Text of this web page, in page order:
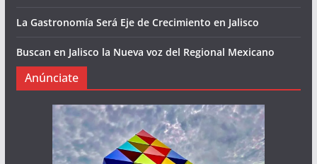
La Gastronomía Será Eje de Crecimiento en Jalisco
Buscan en Jalisco la Nueva voz del Regional Mexicano
Anúnciate